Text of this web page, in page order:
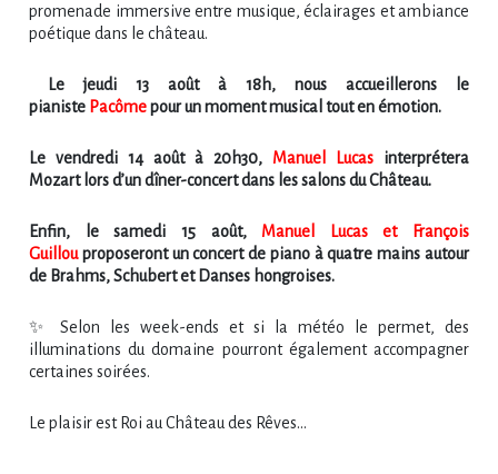
promenade immersive entre musique, éclairages et ambiance
poétique dans le château.
Le jeudi 13 août à 18h, nous accueillerons le
pianiste Pacômepour un moment musical tout en émotion.
Le vendredi 14 août à 20h30, Manuel Lucas interprétera
Mozart lors d’un dîner-concert dans les salons du Château.
Enfin, le samedi 15 août, Manuel Lucas et François
Guillouproposeront un concert de piano à quatre mains autour
de Brahms, Schubert et Danses hongroises.
✨ Selon les week-ends et si la météo le permet, des
illuminations du domaine pourront également accompagner
certaines soirées.
Le plaisir est Roi au Château des Rêves…